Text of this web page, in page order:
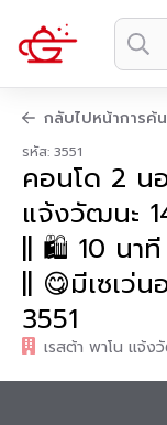
กลับไปหน้าการค้
รหัส: 3551
คอนโด 2 น
แจ้งวัฒนะ
|| 🛍 10 นา
|| 😋มีเซเว่น
3551
เรสต้า พาโน แจ้ง